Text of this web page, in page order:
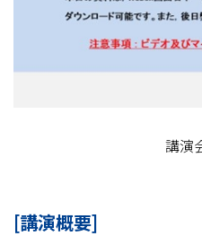
講演
[講演概要]